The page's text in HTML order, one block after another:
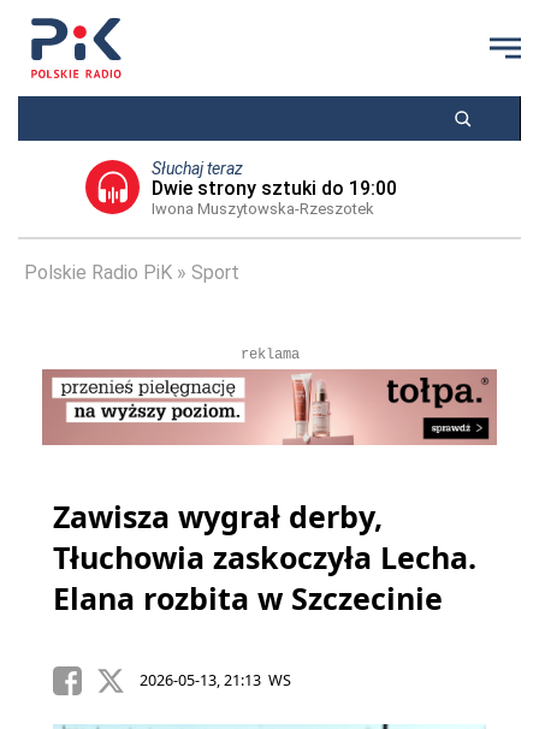
Słuchaj teraz
Dwie strony sztuki do 19:00
Iwona Muszytowska-Rzeszotek
Polskie Radio PiK Sport
reklama
Zawisza wygrał derby,
Tłuchowia zaskoczyła Lecha.
Elana rozbita w Szczecinie
2026-05-13, 21:13 WS